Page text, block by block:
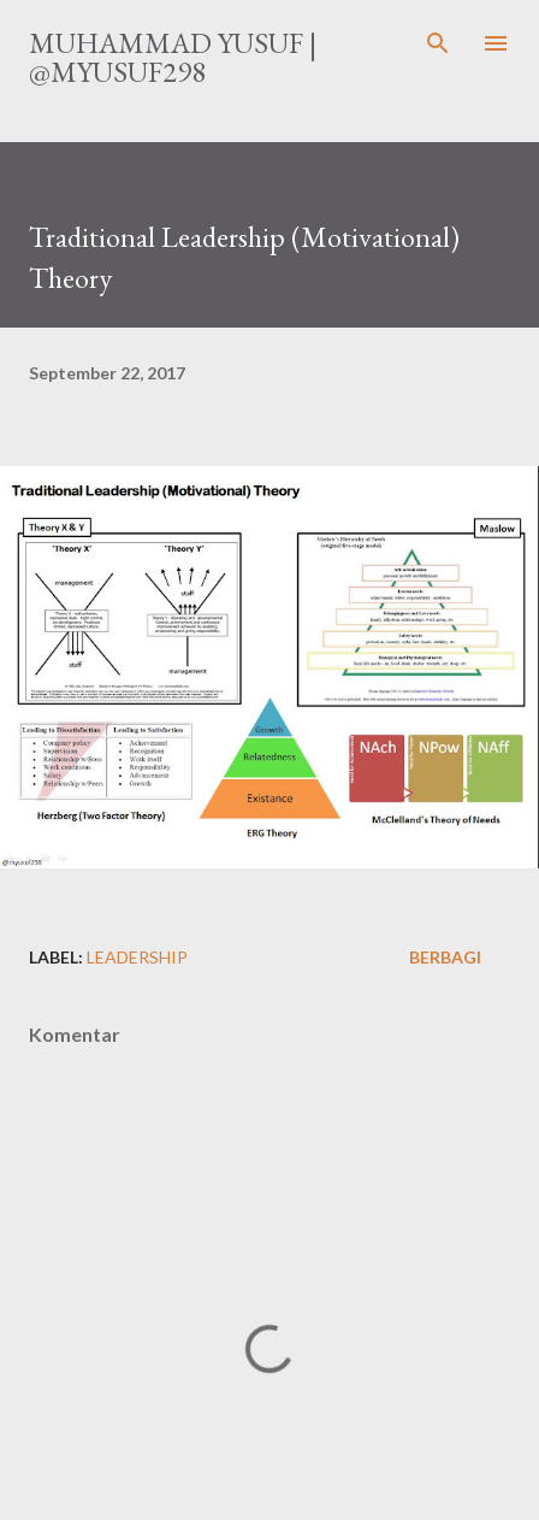
Langsung ke konten utama
MUHAMMAD YUSUF |
@MYUSUF298
Traditional Leadership (Motivational)
Theory
September 22, 2017
LABEL: LEADERSHIP BERBAGI
Komentar